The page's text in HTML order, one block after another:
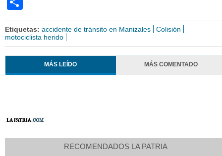
Etiquetas: accidente de tránsito en Manizales
Colisión
motociclista herido
MÁS LEÍDO MÁS COMENTADO
RECOMENDADOS LA PATRIA